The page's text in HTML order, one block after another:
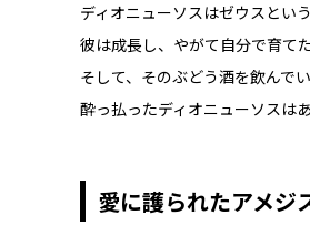
ディオニューソスはゼウスとい
彼は成長し、やがて自分で育て
そして、そのぶどう酒を飲んで
酔っ払ったディオニューソスは
愛に護られたアメジ